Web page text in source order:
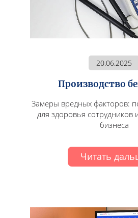
20.06.2025
Производство
Замеры вредных факторов:
для здоровья сотрудников
бизнеса
Читать